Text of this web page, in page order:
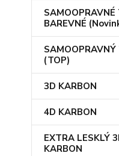
SAMOOPRAVNÉ
BAREVNÉ
(TOP)
3D KARBON
4D KARBON
EXTRA LESKLÝ
KARBON